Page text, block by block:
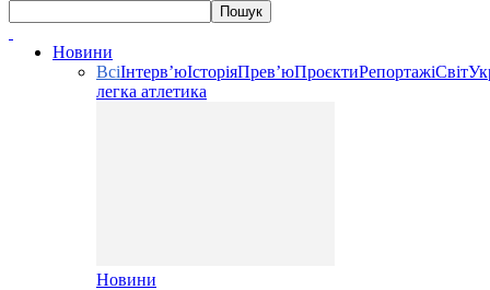
Новини
ВсіІнтерв’юІсторіяПрев’юПроєктиРепортажіСвіт
легка атлетика
Новини